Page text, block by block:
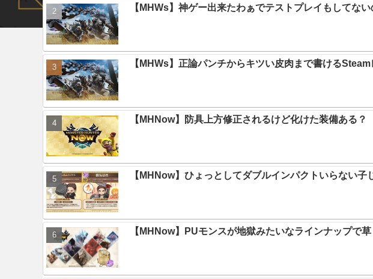
【MHWs】神ゲー出来たわぁでテストプレイもしてない
【MHWs】正論パンチからキツい皮肉まで書ける
【MHNow】防具上方修正されるけど化けた装備ある？
【MHNow】ひょっとしてダブルインパクトいらない子
【MHNow】PUモンスが地獄みたいなラインナップで草